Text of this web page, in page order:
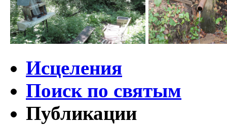
Исцеления
Поиск по святым
Публикации